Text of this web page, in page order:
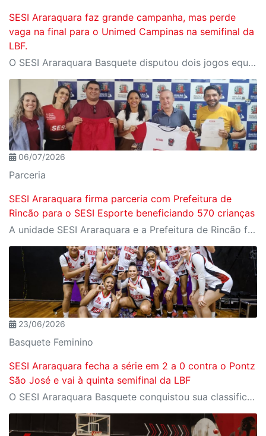
SESI Araraquara faz grande campanha, mas perde
vaga na final para o Unimed Campinas na semifinal da
LBF.
O SESI Araraquara Basquete disputou dois jogos equilibrados e emocionantes contra o Unimed Campinas na semifinal da LBF Loterias Caixa 2026. Apesar da força e da entrega em quadra, o time foi superado por 2 a 0 na série e agora aguarda a definição do adversário na disputa pelo terceiro lugar.
06/07/2026
Parceria
SESI Araraquara firma parceria com Prefeitura de
Rincão para o SESI Esporte beneficiando 570 crianças
A unidade SESI Araraquara e a Prefeitura de Rincão firmaram uma parceria para levar o programa SESI Esporte ao município. A iniciativa beneficiará 570 crianças e adolescentes entre 6 e 15 anos, oferecendo quatro modalidades esportivas em turmas mistas com a metodologia consolidada do SESI.
23/06/2026
Basquete Feminino
SESI Araraquara fecha a série em 2 a 0 contra o Pontz
São José e vai à quinta semifinal da LBF
O SESI Araraquara Basquete conquistou sua classificação para a semifinal da LBF 2026. Após vencer o Pontz São José Basketball no último domingo, o time feminino fechou a série das quartas de final em 2 a 0 e avança na competição nacional.